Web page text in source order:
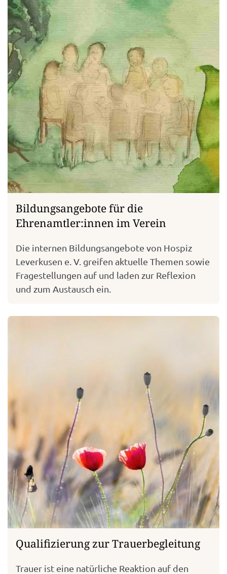
Bildungsangebote für die
Ehrenamtler:innen im Verein
Die internen Bildungsangebote von Hospiz
Leverkusen e. V. greifen aktuelle Themen sowie
Fragestellungen auf und laden zur Reflexion
und zum Austausch ein.
Qualifizierung zur Trauerbegleitung
Trauer ist eine natürliche Reaktion auf den